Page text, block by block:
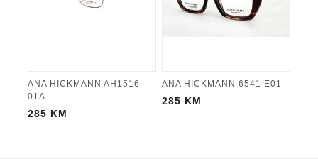
ANA HICKMANN AH1516
01A
285 KM
ANA HICKMANN 6541 E01
285 KM